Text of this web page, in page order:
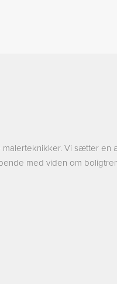
Vi sætter
med viden om